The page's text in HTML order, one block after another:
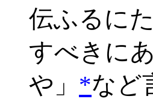
伝ふるに
すべきに
や」 *など